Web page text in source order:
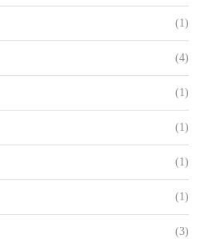
(1)
(4)
(1)
(1)
(1)
(1)
(3)